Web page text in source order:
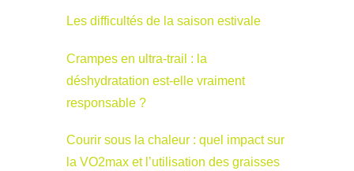
Les difficultés de la saison estivale
Crampes en ultra-trail : la
déshydratation est-elle vraiment
responsable ?
Courir sous la chaleur : quel impact sur
la VO2max et l’utilisation des graisses